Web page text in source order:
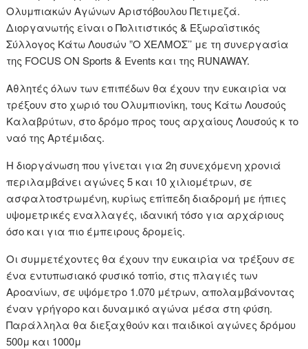
Ολυμπιακών Αγώνων Αριστόβουλου Πετιμεζά.
Διοργανωτής είναι ο Πολιτιστικός & Εξωραϊστικός
Σύλλογος Κάτω Λουσών ”Ο ΧΕΛΜΟΣ’’ με τη συνεργασία
της FOCUS ON Sports & Events και της RUNAWAY.
Αθλητές όλων των επιπέδων θα έχουν την ευκαιρία να
τρέξουν στο χωριό του Ολυμπιονίκη, τους Κάτω Λουσούς
Καλαβρύτων, στο δρόμο προς τους αρχαίους Λουσούς κ το
ναό της Αρτέμιδας.
Η διοργάνωση που γίνεται για 2η συνεχόμενη χρονιά
περιλαμβάνει αγώνες 5 και 10 χιλιομέτρων, σε
ασφαλτοστρωμένη, κυρίως επίπεδη διαδρομή με ήπιες
υψομετρικές εναλλαγές, ιδανική τόσο για αρχάριους
όσο και για πιο έμπειρους δρομείς.
Οι συμμετέχοντες θα έχουν την ευκαιρία να τρέξουν σε
ένα εντυπωσιακό φυσικό τοπίο, στις πλαγιές των
Αροανίων, σε υψόμετρο 1.070 μέτρων, απολαμβάνοντας
έναν γρήγορο και δυναμικό αγώνα μέσα στη φύση.
Παράλληλα θα διεξαχθούν και παιδικοί αγώνες δρόμου
500μ και 1000μ